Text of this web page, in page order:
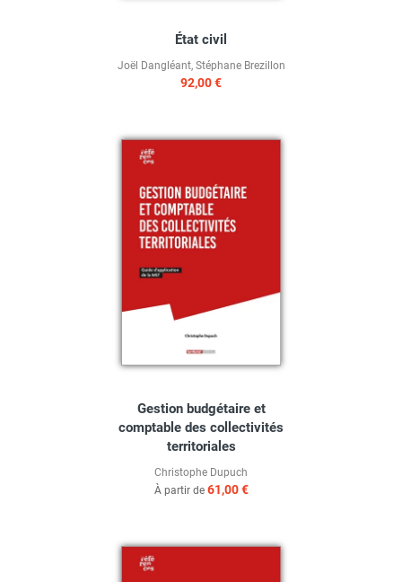
État civil
Joël Dangléant, Stéphane Brezillon
92,00 €
Gestion budgétaire et
comptable des collectivités
territoriales
Christophe Dupuch
À partir de 61,00 €